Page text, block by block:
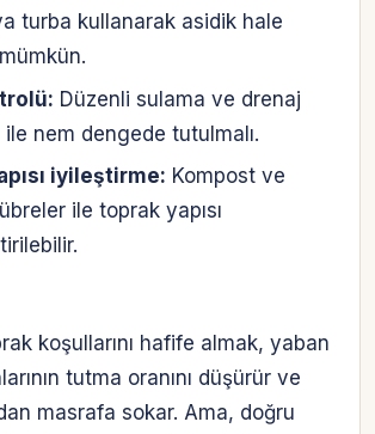
turba kullanarak asidik hale
Düzenli sulama ve drenaj
nem dengede tutulmalı.
iyileştirme: Kompost ve
ile toprak yapısı
koşullarını hafife almak, yaban
tutma oranını düşürür ve
masrafa sokar. Ama, doğru